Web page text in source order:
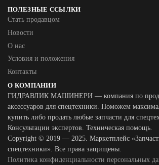
ПОЛЕЗНЫЕ ССЫЛКИ
Стать продавцом
Новости
О нас
Условия и положения
Контакты
О КОМПАНИИ
ГИДРАВЛИК МАШИНЕРИ — компания по
аксессуаров для спецтехники. Поможем
купить либо продать любые запчасти для
Консультации экспертов. Техническая помощь.
Copyright © 2019 — 2025. Маркетплейс
спецтехники». Все права защищены.
Политика конфиденциальности персональных